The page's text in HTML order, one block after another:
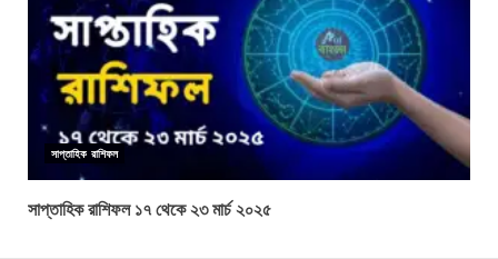
সাপ্তাহিক রাশিফল
সাপ্তাহিক রাশিফল ১৭ থেকে ২৩ মার্চ ২০২৫